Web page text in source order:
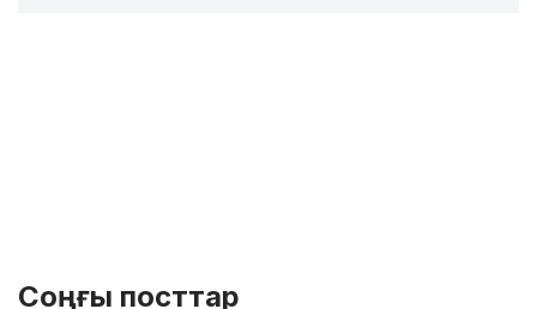
Соңғы посттар